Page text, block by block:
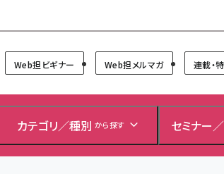
Web担ビギナー Web担メルマガ 連載・
カテゴリ／種別 から探す セミナー
＼ 8月27日開催、申し込み受付中！ ／
2026」開催！